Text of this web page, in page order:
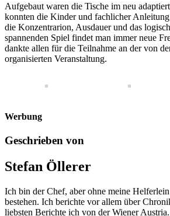
Aufgebaut waren die Tische im neu
konnten die Kinder und fachlicher
die Konzentrarion, Ausdauer und das
spannenden Spiel findet man immer neue
dankte allen für die Teilnahme an der von
organisierten Veranstaltung.
Werbung
Geschrieben von
Stefan Öllerer
Ich bin der Chef, aber ohne meine
bestehen. Ich berichte vor allem über
liebsten Berichte ich von der Wiener Austria.